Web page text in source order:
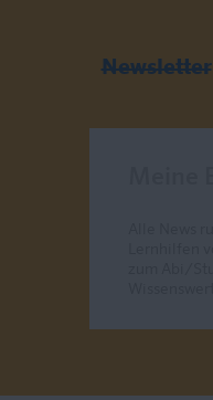
Newsletter